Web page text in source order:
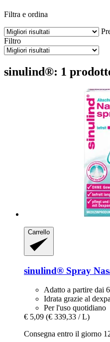
Filtra e ordina
Filtro
sinulind®: 1
Carrello
sinulind® Spray
Adatto a partire dai
Idrata grazie al
Per l'uso quotidiano
€ 5,09 (€ 339,33 / L)
Consegna entro il giorno